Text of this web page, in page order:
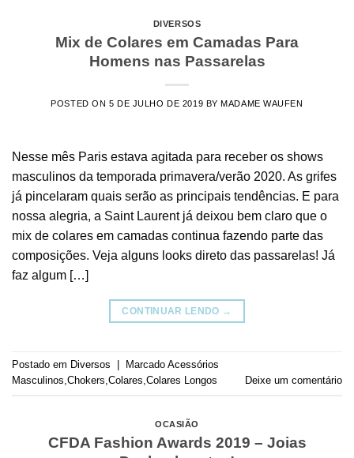
DIVERSOS
Mix de Colares em Camadas Para
Homens nas Passarelas
POSTED ON 5 DE JULHO DE 2019 BYMADAME WAUFEN
Nesse mês Paris estava agitada para receber os shows
masculinos da temporada primavera/verão 2020. As grifes
já pincelaram quais serão as principais tendências. E para
nossa alegria, a Saint Laurent já deixou bem claro que o
mix de colares em camadas continua fazendo parte das
composições. Veja alguns looks direto das passarelas! Já
faz algum […]
CONTINUAR LENDO →
Postado em Diversos Marcado Acessórios
Masculinos,Chokers,Colares,Colares Longos Deixe um comentário
OCASIÃO
CFDA Fashion Awards 2019 – Joias